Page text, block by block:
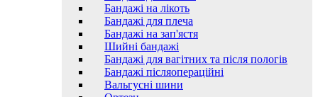
Бандажі на лікоть
Бандажі для плеча
Бандажі на зап'ястя
Шийні бандажі
Бандажі для вагітних та після пологів
Бандажі післяопераційні
Вальгусні шини